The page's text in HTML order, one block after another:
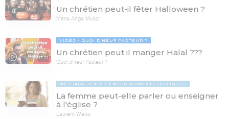
Un chrétien peut-il fêter Halloween ?
Marie-Ange Muller
17:21
VIDÉO QUOI D'NEUF PASTEUR ?
Un chrétien peut il manger Halal ???
Quoi d'neuf Pasteur ?
MESSAGE TEXTE ENSEIGNEMENTS BIBLIQUES
La femme peut-elle parler ou enseigner
à l'église ?
Laurent Weiss